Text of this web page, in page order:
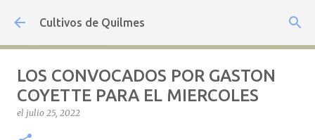
Ir al contenido principal
Cultivos de Quilmes
LOS CONVOCADOS POR GASTON
COYETTE PARA EL MIERCOLES
el julio 25, 2022